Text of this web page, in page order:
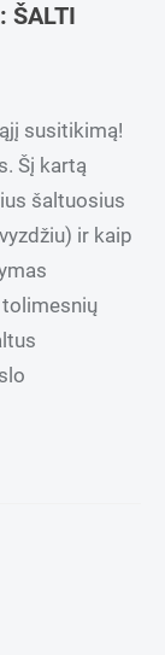
ŠALTI
susitikimą!
Šį kartą
šaltuosius
ir kaip